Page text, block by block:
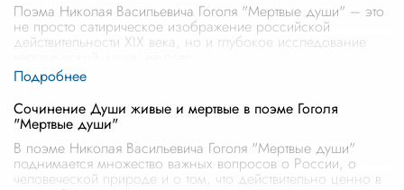
Поэма Николая Васильевича Гоголя "Мертвые души" – это
не просто сатирическое изображение российской
действительности XIX века, но и глубокое исследование
Сочинение Души живые и мертвые в поэме Гоголя
"Мертвые души"
В поэме Николая Васильевича Гоголя "Мертвые души"
поднимается множество важных вопросов о России, о
человеческой природе и о том, что действительно ценно в